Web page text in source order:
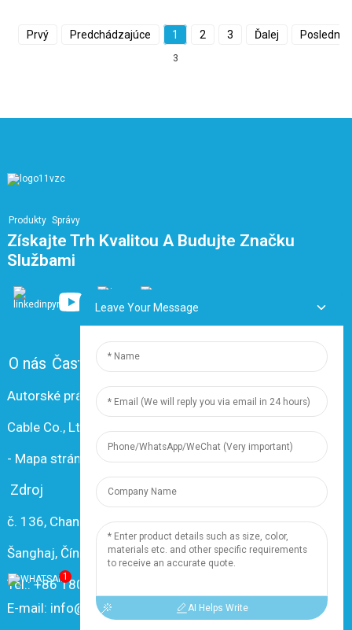
Prvý Predchádzajúce 1 2 3 Ďalej Posledný
3
Produkty Správy
Získajte Trh Kvalitou A Budujte Značku
Službami
O nás Často kladené otázky
Autorské práva © 2024 Shanghai Dingzun Electric &
Cable Co., Ltd. Všetky práva vyhradené.
- Mapa stránok - Resource
Zdroj
č. 136, Changxiang Rd., Mesto Nanxiang, 201802,
Šanghaj, Čína
Tel.: +86 18019377761
E-mail: info@dingzuncable.com
1
Leave Your Message
AI Helps Write